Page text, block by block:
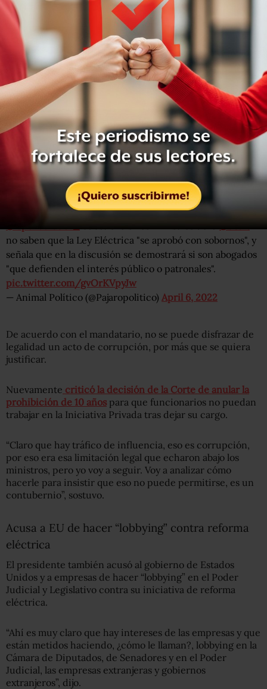
“¿Y qué no saben los ministros, porque son seres de otro
mundo, de que esa reforma se aprobó con sobornos y que
hay un juicio en contra del exdirector de Pemex (Emilio
Lozoya)? Que este señor confesó que había entregado
dinero a los legisladores para aprobar la reforma
energética, ¿Eso no va contar a la hora de decidir, puede
más el poder de las empresas?, cuestionó.
“Que no me vengan a mí con que la ley es la ley, que no
vengan con ese cuento de que la ley es la ley. No, lo que
se va a demostrar es si son abogados que defienden el
interés público o son abogados patronales,
empresariales”.
"No me vengan con ese cuento de que 'la ley es ley":
@lopezobrador_cuestiona si los ministros de la@SCJN
no saben que la Ley Eléctrica "se aprobó con sobornos", y
señala que en la discusión se demostrará si son abogados
"que defienden el interés público o patronales".
pic.twitter.com/gvOrKVpyJw
— Animal Político (@Pajaropolitico) April 6, 2022
De acuerdo con el mandatario, no se puede disfrazar de
legalidad un acto de corrupción, por más que se quiera
justificar.
Nuevamente criticó la decisión de la Corte de anular la
prohibición de 10 años para que funcionarios no puedan
trabajar en la Iniciativa Privada tras dejar su cargo.
“Claro que hay tráfico de influencia, eso es corrupción,
por eso era esa limitación legal que echaron abajo los
ministros, pero yo voy a seguir. Voy a analizar cómo
hacerle para insistir que eso no puede permitirse, es un
contubernio”, sostuvo.
Acusa a EU de hacer “lobbying” contra reforma
eléctrica
El presidente también acusó al gobierno de Estados
Unidos y a empresas de hacer “lobbying” en el Poder
Judicial y Legislativo contra su iniciativa de reforma
eléctrica.
“Ahí es muy claro que hay intereses de las empresas y que
están metidos haciendo, ¿cómo le llaman?, lobbying en la
Cámara de Diputados, de Senadores y en el Poder
Judicial, las empresas extranjeras y gobiernos
extranjeros”, dijo.